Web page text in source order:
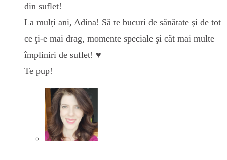
din suflet!
La mulţi ani, Adina! Să te bucuri de sănătate şi de tot
ce ţi-e mai drag, momente speciale şi cât mai multe
împliniri de suflet! ♥
Te pup!